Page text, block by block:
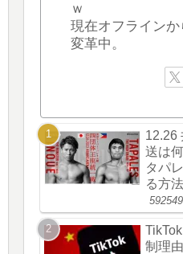
ｗ
現在オフライン
変革中。
12.26
送は
タパ
る方法
制理